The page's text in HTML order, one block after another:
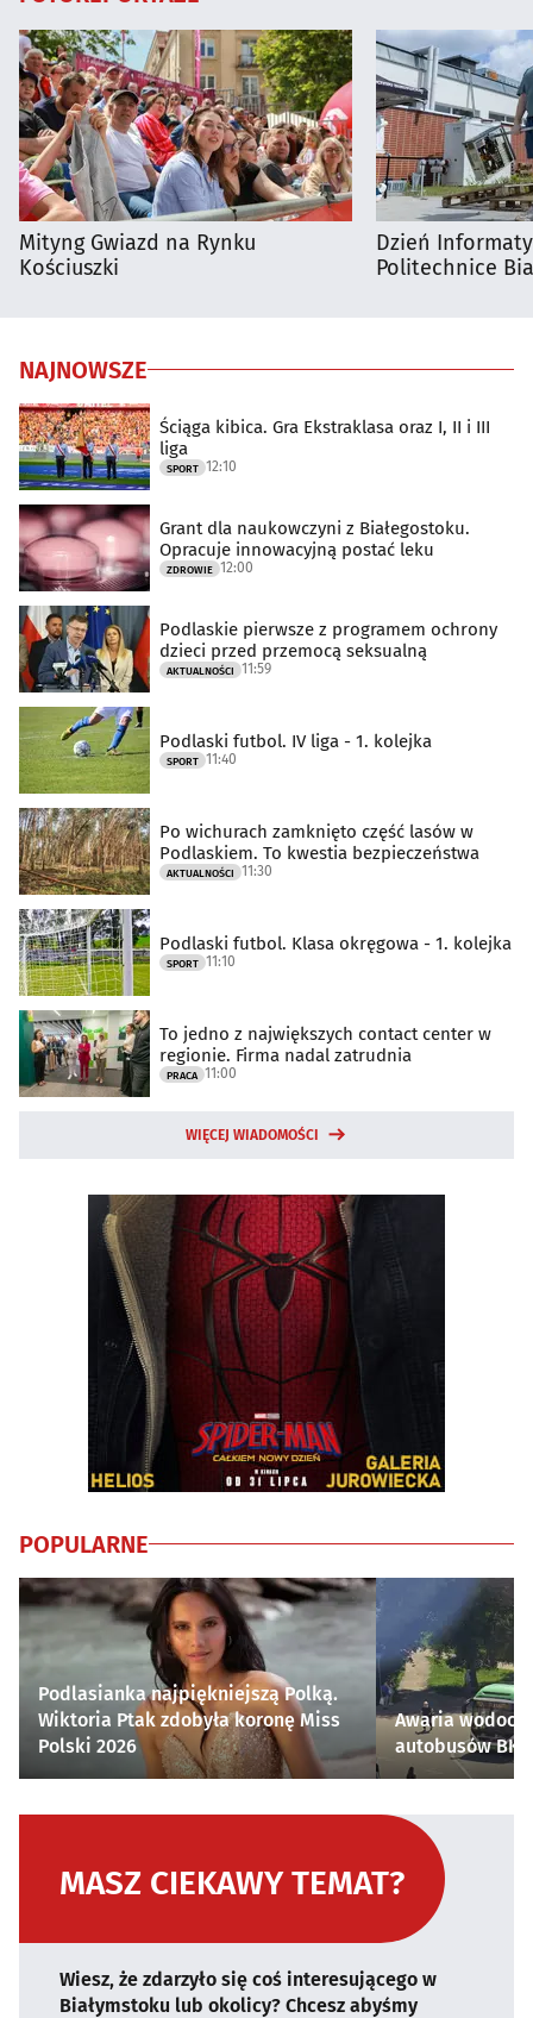
Mityng Gwiazd na Rynku
Kościuszki
Dzień
Politechnice
NAJNOWSZE
Ściąga kibica. Gra Ekstraklasa oraz I, II i III
liga
SPORT 12:10
Grant dla naukowczyni z Białegostoku.
Opracuje innowacyjną postać leku
ZDROWIE 12:00
Podlaskie pierwsze z programem ochrony
dzieci przed przemocą seksualną
AKTUALNOŚCI 11:59
Podlaski futbol. IV liga - 1. kolejka
SPORT 11:40
Po wichurach zamknięto część lasów w
Podlaskiem. To kwestia bezpieczeństwa
AKTUALNOŚCI 11:30
Podlaski futbol. Klasa okręgowa - 1. kolejka
SPORT 11:10
To jedno z największych contact center w
regionie. Firma nadal zatrudnia
PRACA 11:00
WIĘCEJ WIADOMOŚCI
POPULARNE
Podlasianka najpiękniejszą Polką.
Wiktoria Ptak zdobyła koronę Miss
Polski 2026
Awaria
autobusów
MASZ CIEKAWY TEMAT?
Wiesz, że zdarzyło się coś interesującego w
Białymstoku lub okolicy? Chcesz abyśmy